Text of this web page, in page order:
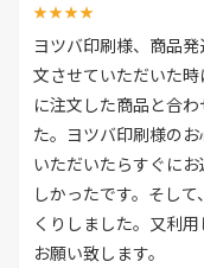
★★★★
ヨツバ印刷様、商品
文させていただいた
に注文した商品と合
た。ヨツバ印刷様の
いただいたらすぐに
しかったです。そし
くりしました。又利
お願い致します。